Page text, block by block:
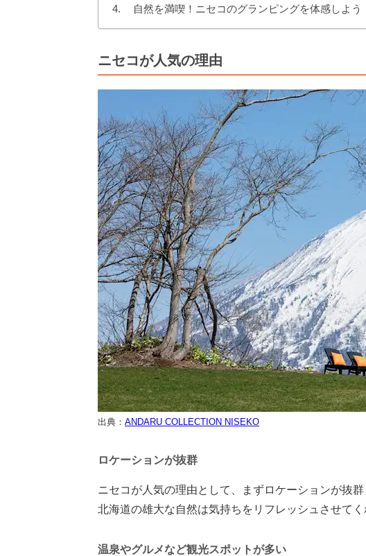
自然を満喫！ニセコのグランピングを体感しよう
ニセコが人気の理由
出典： ANDARU COLLECTION NISEKO
ロケーションが抜群
ニセコが人気の理由として、まずロケーションが抜群
北海道の雄大な自然は気持ちをリフレッシュさせてく
温泉やグルメなど観光スポットが多い